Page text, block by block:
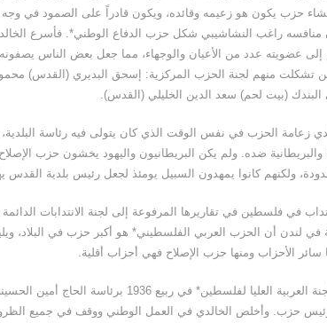
حزب يكون هو زعيمه وقائده، ويكون قادراً على الصمود في وجه
منافسه راغب النشاشيبي شكل حزب الدفاع الوطني*. فأسرع
إلى عضويته عدد من الأعيان والوجهاء، مما جعل بعض الناس
تشكلت منهم لجنة الحزب المركزية: إسحق البديري (القدس)
(بيت لحم) سعد الدين الخليلي (القدس).
زعامة الحزب في نفس الوقت الذي كان يتولى فيه رئاسة البلدية،
والبريطانية ضده. ولم يكن البريطانيون واليهود يخشون حزب
ولكنهم كانوا يمهدون السبيل يومئذ لجعل رئيس بلدية القدس
في فلسطين في تقاريرها المرفوعة إلى لجنة الانتدابات
في لندن أن الحزب العربي الفلسطيني* هو أكبر حزب في البلاد،
سائر الأحزاب ومنها حزب الإصلاح فهي أحزاب أقلية.
وعندما تشكلت اللجنة العربية العليا لفلسطين* في ربيع
رئيس حزب. وأخلص الخالدي في العمل الوطني ووقف في جميع